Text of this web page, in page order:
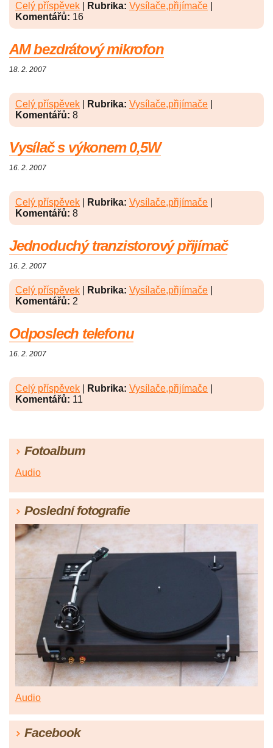
Celý příspěvek Rubrika: Vysílače,přijímače
Komentářů: 16
AM bezdrátový mikrofon
18. 2. 2007
Celý příspěvek Rubrika: Vysílače,přijímače
Komentářů: 8
Vysílač s výkonem 0,5W
16. 2. 2007
Celý příspěvek Rubrika: Vysílače,přijímače
Komentářů: 8
Jednoduchý tranzistorový přijímač
16. 2. 2007
Celý příspěvek Rubrika: Vysílače,přijímače
Komentářů: 2
Odposlech telefonu
16. 2. 2007
Celý příspěvek Rubrika: Vysílače,přijímače
Komentářů: 11
Fotoalbum
Audio
Poslední fotografie
Audio
Facebook